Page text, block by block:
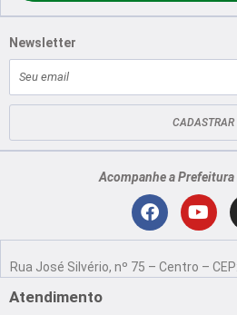
Newsletter
mail
CADASTRAR
Acompanhe a
F
c
Y
u
Rua José Silvério, nº 75 – Centro –
Atendimento